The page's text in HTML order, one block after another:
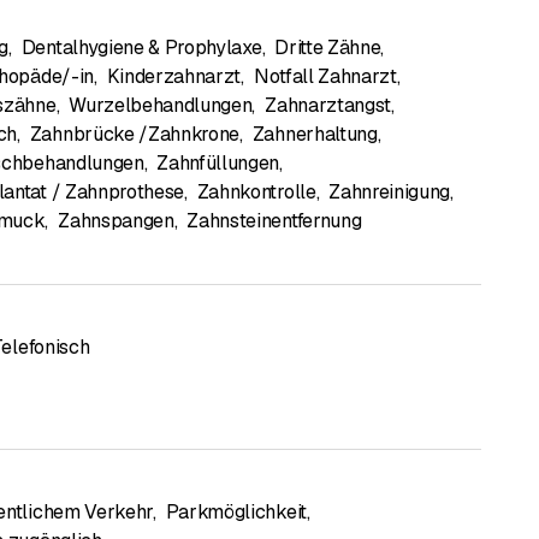
, Dentalhygiene & Prophylaxe, Dritte Zähne,
in, Kinderzahnarzt, Notfall Zahnarzt,
, Wurzelbehandlungen, Zahnarztangst,
, Zahnbrücke /Zahnkrone, Zahnerhaltung,
, Zahnfüllungen,
/ Zahnprothese, Zahnkontrolle, Zahnreinigung,
, Zahnspangen, Zahnsteinentfernung
Verkehr, Parkmöglichkeit,